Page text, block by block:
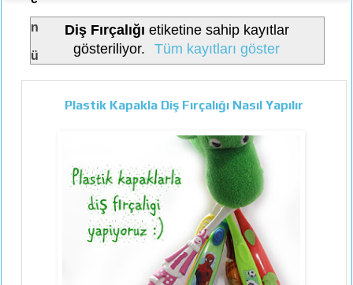
n
ü
Diş Fırçalığı etiketine sahip kayıtlar
gösteriliyor.
Tüm kayıtları göster
Plastik Kapakla Diş Fırçalığı Nasıl Yapılır